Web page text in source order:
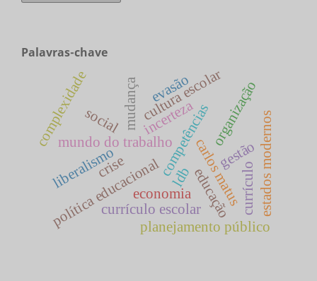
Palavras-chave
competências
educação
mundo do trabalho
política educacionalplanejamento público
carlos matus
gestão
complexidade incerteza
crise
mudança organizaçãoestados modernos
liberalismo
economia
social
ldb currículo
cultura escolar
currículo escolar
evasão